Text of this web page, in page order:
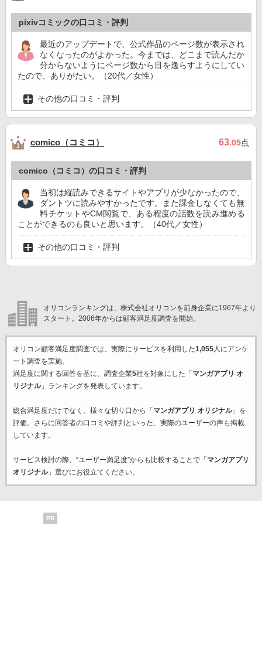
pixivコミックの口コミ・評判
最近のアップデートで、公式作品のページ数が表示され
なくなったのがよかった。今までは、どこまで読んだか
分からないようにページ数から目を逸らすようにしてい
たので、ありがたい。（20代／女性）
その他の口コミ・評判
comico（コミコ） 63.05点
comico（コミコ）の口コミ・評判
当初は縦読みできるサイトやアプリが少なかったので、
ダントツに読みやすかったです。また課金しなくても無
料チケットやCM閲覧で、ある程度の話数を読み進める
ことができるのも良いと思います。（40代／女性）
その他の口コミ・評判
オリコンランキングは、株式会社オリコンを前身企業に1967年より
スタート。2006年からは顧客満足度調査を開始。
オリコン顧客満足度調査では、実際にサービスを利用した1,055人にアンケ
ート調査を実施。
満足度に関する回答を基に、調査企業5社を対象にした「 マンガアプリ オ
リジナル」ランキングを発表しています。
総合満足度だけでなく、様々な切り口から「 マンガアプリ オリジナル」を
評価。さらに回答者の口コミや評判といった、実際のユーザーの声も掲載
しています。
サービス検討の際、“ユーザー満足度”からも比較することで「 マンガアプリ
オリジナル」選びにお役立てください。
PR